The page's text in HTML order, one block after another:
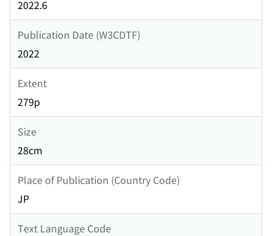
2022.6
Publication Date (W3CDTF)
2022
Extent
279p
Size
28cm
Place of Publication (Country Code)
JP
Text Language Code